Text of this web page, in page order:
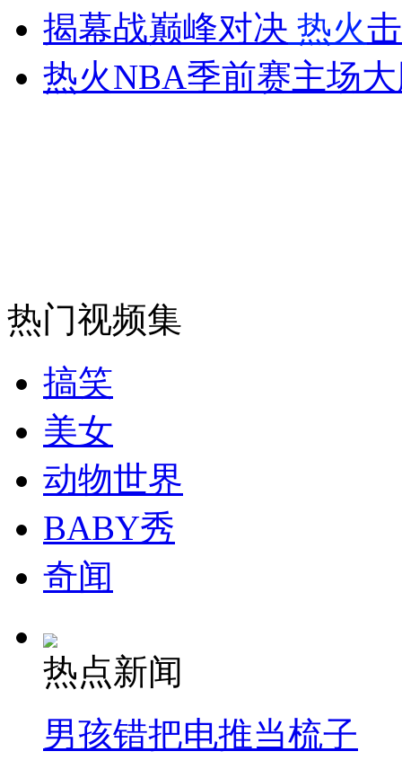
外交部：反对强权政治霸凌主义
外交部：有关国家言论片面不公正
消防员救轻生者 花炮节热闹非凡
纽约上演“枕头大战”
司机酒驾遇交警 急速倒车逃窜
揭幕战巅峰对决 热火
热火NBA季前赛主场
热门视频集
搞笑
美女
动物世界
BABY秀
奇闻
热点新闻
男孩错把电推当梳子